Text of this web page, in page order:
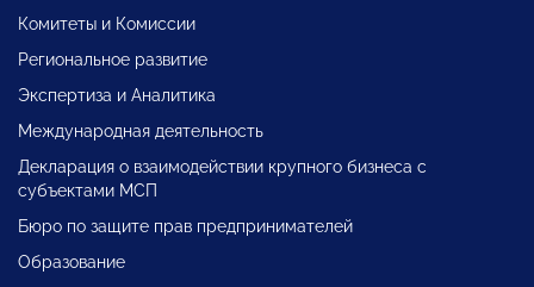
Комитеты и Комиссии
Региональное развитие
Экспертиза и Аналитика
Международная деятельность
Декларация о взаимодействии крупного бизнеса с
субъектами МСП
Бюро по защите прав предпринимателей
Образование